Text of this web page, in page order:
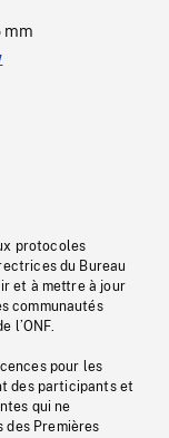
mm
protocoles
du Bureau
et à mettre à jour
communautés
l’ONF.
pour les
des participants et
qui ne
des Premières